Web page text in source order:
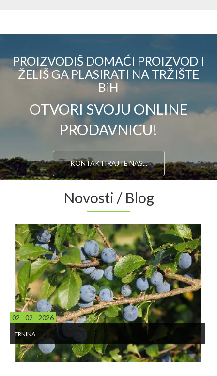
PROIZVODIŠ DOMAĆI PROIZVOD I
ŽELIŠ GA PLASIRATI NA TRŽIŠTE
BiH
OTVORI SVOJU ONLINE
PRODAVNICU!
KONTAKTIRAJTE NAS...
Novosti / Blog
02 - 02 - 2026
TRNINA